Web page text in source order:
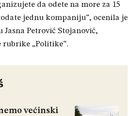
da odete na more za 15
jednu kompaniju“, ocenila je
Petrović Stojanović,
rubrike „Politike“.
većinski